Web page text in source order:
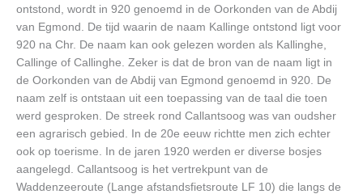
ontstond, wordt in 920 genoemd in de Oorkonden van de Abdij
van Egmond. De tijd waarin de naam Kallinge ontstond ligt voor
920 na Chr. De naam kan ook gelezen worden als Kallinghe,
Callinge of Callinghe. Zeker is dat de bron van de naam ligt in
de Oorkonden van de Abdij van Egmond genoemd in 920. De
naam zelf is ontstaan uit een toepassing van de taal die toen
werd gesproken. De streek rond Callantsoog was van oudsher
een agrarisch gebied. In de 20e eeuw richtte men zich echter
ook op toerisme. In de jaren 1920 werden er diverse bosjes
aangelegd. Callantsoog is het vertrekpunt van de
Waddenzeeroute (Lange afstandsfietsroute LF 10) die langs de